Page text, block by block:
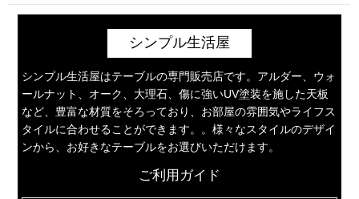
シンプル生活屋
シンプル生活屋はテーブルの専門販売店です。アルダー、ウォ
ールナット、オーク、大理石、傷に強いUV塗装を施した天板
など、豊富な材質をそろっており、お部屋の雰囲気やライフス
タイルに合わせることができます。。様々なスタイルのデザイ
ンから、お好きなテーブルをお選びいただけます。
ご利用ガイド